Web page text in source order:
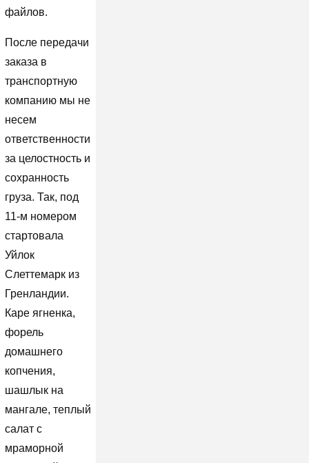
файлов.
После передачи
заказа в
транспортную
компанию мы не
несем
ответственности
за целостность и
сохранность
груза. Так, под
11-м номером
стартовала
Уйлок
Слеттемарк из
Гренландии.
Каре ягненка,
форель
домашнего
копчения,
шашлык на
мангале, теплый
салат с
мраморной